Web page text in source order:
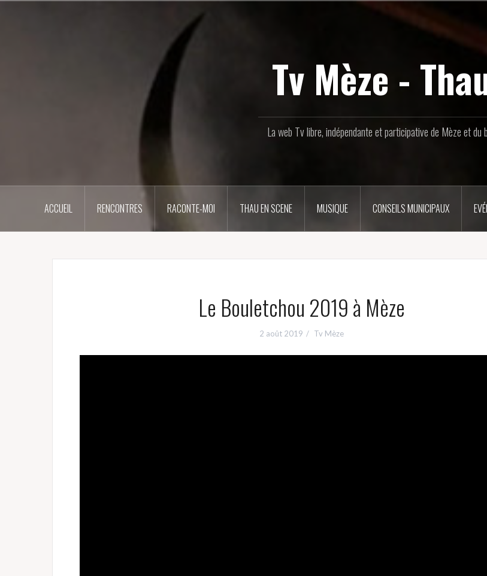
Tv Mèze -
La web Tv libre, indépendante et participative de Mèze et du
ACCUEIL RENCONTRES RACONTE-MOI THAU EN SCENE MUSIQUE CONSEILS MUNICIPAUX
Le Bouletchou 2019 à Mèze
2 août 2019 Tv Mèze